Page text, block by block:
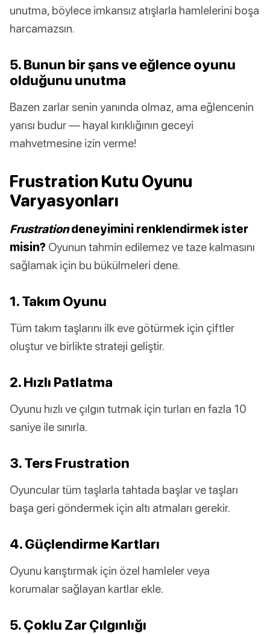
unutma, böylece imkansız atışlarla hamlelerini boşa
harcamazsın.
5. Bunun bir şans ve eğlence oyunu
olduğunu unutma
Bazen zarlar senin yanında olmaz, ama eğlencenin
yarısı budur — hayal kırıklığının geceyi
mahvetmesine izin verme!
Frustration Kutu Oyunu
Varyasyonları
Frustrationdeneyimini renklendirmek ister
misin? Oyunun tahmin edilemez ve taze kalmasını
sağlamak için bu bükülmeleri dene.
1. Takım Oyunu
Tüm takım taşlarını ilk eve götürmek için çiftler
oluştur ve birlikte strateji geliştir.
2. Hızlı Patlatma
Oyunu hızlı ve çılgın tutmak için turları en fazla 10
saniye ile sınırla.
3. Ters Frustration
Oyuncular tüm taşlarla tahtada başlar ve taşları
başa geri göndermek için altı atmaları gerekir.
4. Güçlendirme Kartları
Oyunu karıştırmak için özel hamleler veya
korumalar sağlayan kartlar ekle.
5. Çoklu Zar Çılgınlığı